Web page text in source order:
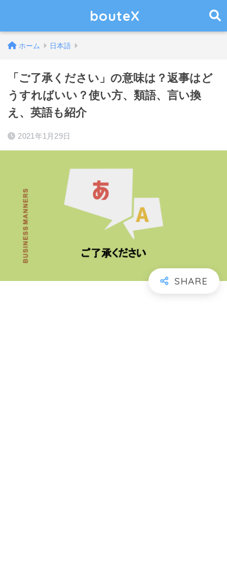
bouteX
ホーム 日本語
「ご了承ください」の意味は？返事はど
うすればいい？使い方、類語、言い換
え、英語も紹介
2021年1月29日